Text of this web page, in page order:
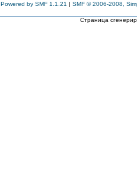
Powered by SMF 1.1.21 | SMF © 2006-2008,
Страница